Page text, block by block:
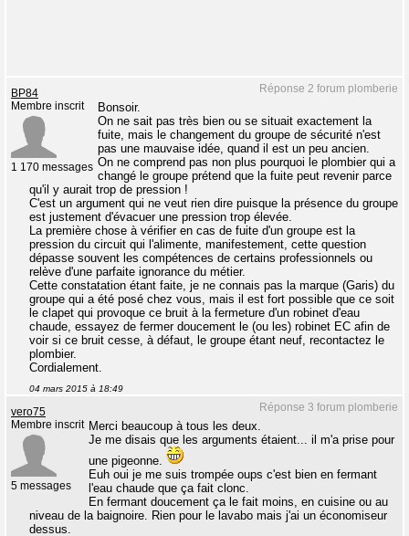
Réponse 2 forum plomberie
BP84
Membre inscrit
1 170 messages
Bonsoir.
On ne sait pas très bien ou se situait exactement la
fuite, mais le changement du groupe de sécurité n'est
pas une mauvaise idée, quand il est un peu ancien.
On ne comprend pas non plus pourquoi le plombier qui a
changé le groupe prétend que la fuite peut revenir parce
qu'il y aurait trop de pression !
C'est un argument qui ne veut rien dire puisque la présence du groupe
est justement d'évacuer une pression trop élevée.
La première chose à vérifier en cas de fuite d'un groupe est la
pression du circuit qui l'alimente, manifestement, cette question
dépasse souvent les compétences de certains professionnels ou
relève d'une parfaite ignorance du métier.
Cette constatation étant faite, je ne connais pas la marque (Garis) du
groupe qui a été posé chez vous, mais il est fort possible que ce soit
le clapet qui provoque ce bruit à la fermeture d'un robinet d'eau
chaude, essayez de fermer doucement le (ou les) robinet EC afin de
voir si ce bruit cesse, à défaut, le groupe étant neuf, recontactez le
plombier.
Cordialement.
04 mars 2015 à 18:49
Réponse 3 forum plomberie
vero75
Membre inscrit
5 messages
Merci beaucoup à tous les deux.
Je me disais que les arguments étaient... il m'a prise pour
une pigeonne.
Euh oui je me suis trompée oups c'est bien en fermant
l'eau chaude que ça fait clonc.
En fermant doucement ça le fait moins, en cuisine ou au
niveau de la baignoire. Rien pour le lavabo mais j'ai un économiseur
dessus.